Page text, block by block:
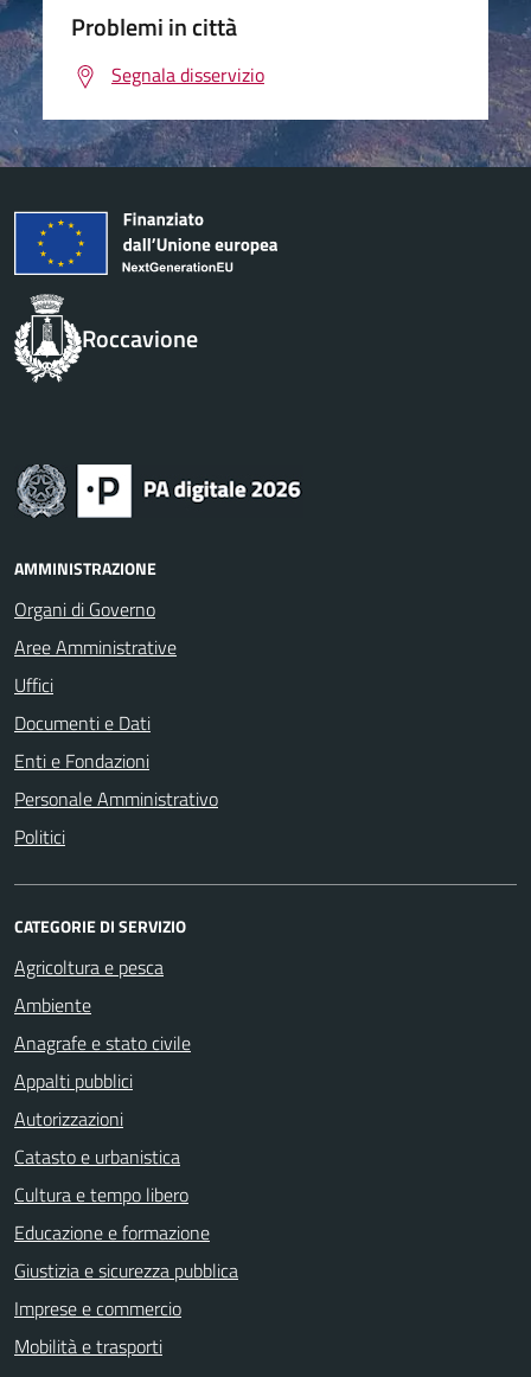
Problemi in città
Segnala disservizio
Roccavione
AMMINISTRAZIONE
Organi di Governo
Aree Amministrative
Uffici
Documenti e Dati
Enti e Fondazioni
Personale Amministrativo
Politici
CATEGORIE DI SERVIZIO
Agricoltura e pesca
Ambiente
Anagrafe e stato civile
Appalti pubblici
Autorizzazioni
Catasto e urbanistica
Cultura e tempo libero
Educazione e formazione
Giustizia e sicurezza pubblica
Imprese e commercio
Mobilità e trasporti